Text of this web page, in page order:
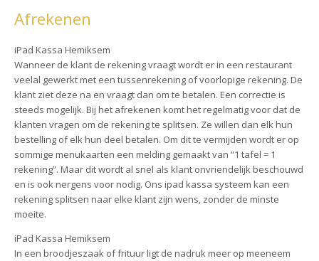
Afrekenen
iPad Kassa Hemiksem
Wanneer de klant de rekening vraagt wordt er in een restaurant
veelal gewerkt met een tussenrekening of voorlopige rekening. De
klant ziet deze na en vraagt dan om te betalen. Een correctie is
steeds mogelijk. Bij het afrekenen komt het regelmatig voor dat de
klanten vragen om de rekening te splitsen. Ze willen dan elk hun
bestelling of elk hun deel betalen. Om dit te vermijden wordt er op
sommige menukaarten een melding gemaakt van “1 tafel = 1
rekening”. Maar dit wordt al snel als klant onvriendelijk beschouwd
en is ook nergens voor nodig. Ons ipad kassa systeem kan een
rekening splitsen naar elke klant zijn wens, zonder de minste
moeite.
iPad Kassa Hemiksem
In een broodjeszaak of frituur ligt de nadruk meer op meeneem